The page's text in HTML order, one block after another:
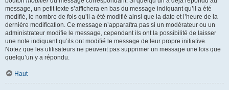
message, un petit texte s’affichera en bas du message indiquant qu’il a été
modifié, le nombre de fois qu’il a été modifié ainsi que la date et l’heure de la
dernière modification. Ce message n’apparaîtra pas si un modérateur ou un
administrateur modifie le message, cependant ils ont la possibilité de laisser
une note indiquant qu’ils ont modifié le message de leur propre initiative.
Notez que les utilisateurs ne peuvent pas supprimer un message une fois que
quelqu’un y a répondu.
Haut